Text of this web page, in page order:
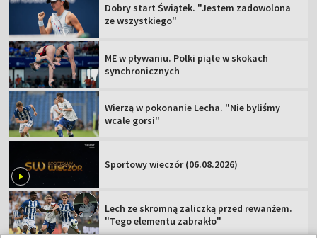
Dobry start Świątek. "Jestem zadowolona
ze wszystkiego"
ME w pływaniu. Polki piąte w skokach
synchronicznych
Wierzą w pokonanie Lecha. "Nie byliśmy
wcale gorsi"
Sportowy wieczór (06.08.2026)
Lech ze skromną zaliczką przed rewanżem.
"Tego elementu zabrakło"